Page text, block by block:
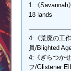
1:《Savannah》
18 lands
4:《荒廃の工作
員/Blighted
4:《ぎらつか
フ/Glistener Elf